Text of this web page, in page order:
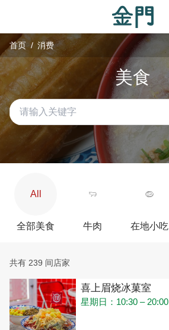
主
要
内
容
区
块
首页 消费
美食
All
全部美食 牛肉 在地小吃
共有 239 间店家
喜上眉烧冰菓室
星期日：10:30 – 20:00